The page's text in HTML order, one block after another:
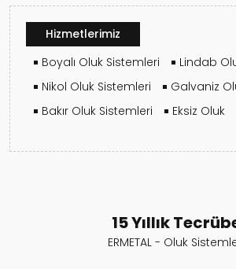
15 Yıllık
ERMETAL - Oluk
Hizmetlerimiz
Boyalı Oluk Sistemleri
Lindab
Nikol Oluk Sistemleri
Galvaniz
Bakır Oluk Sistemleri
Eksiz Oluk